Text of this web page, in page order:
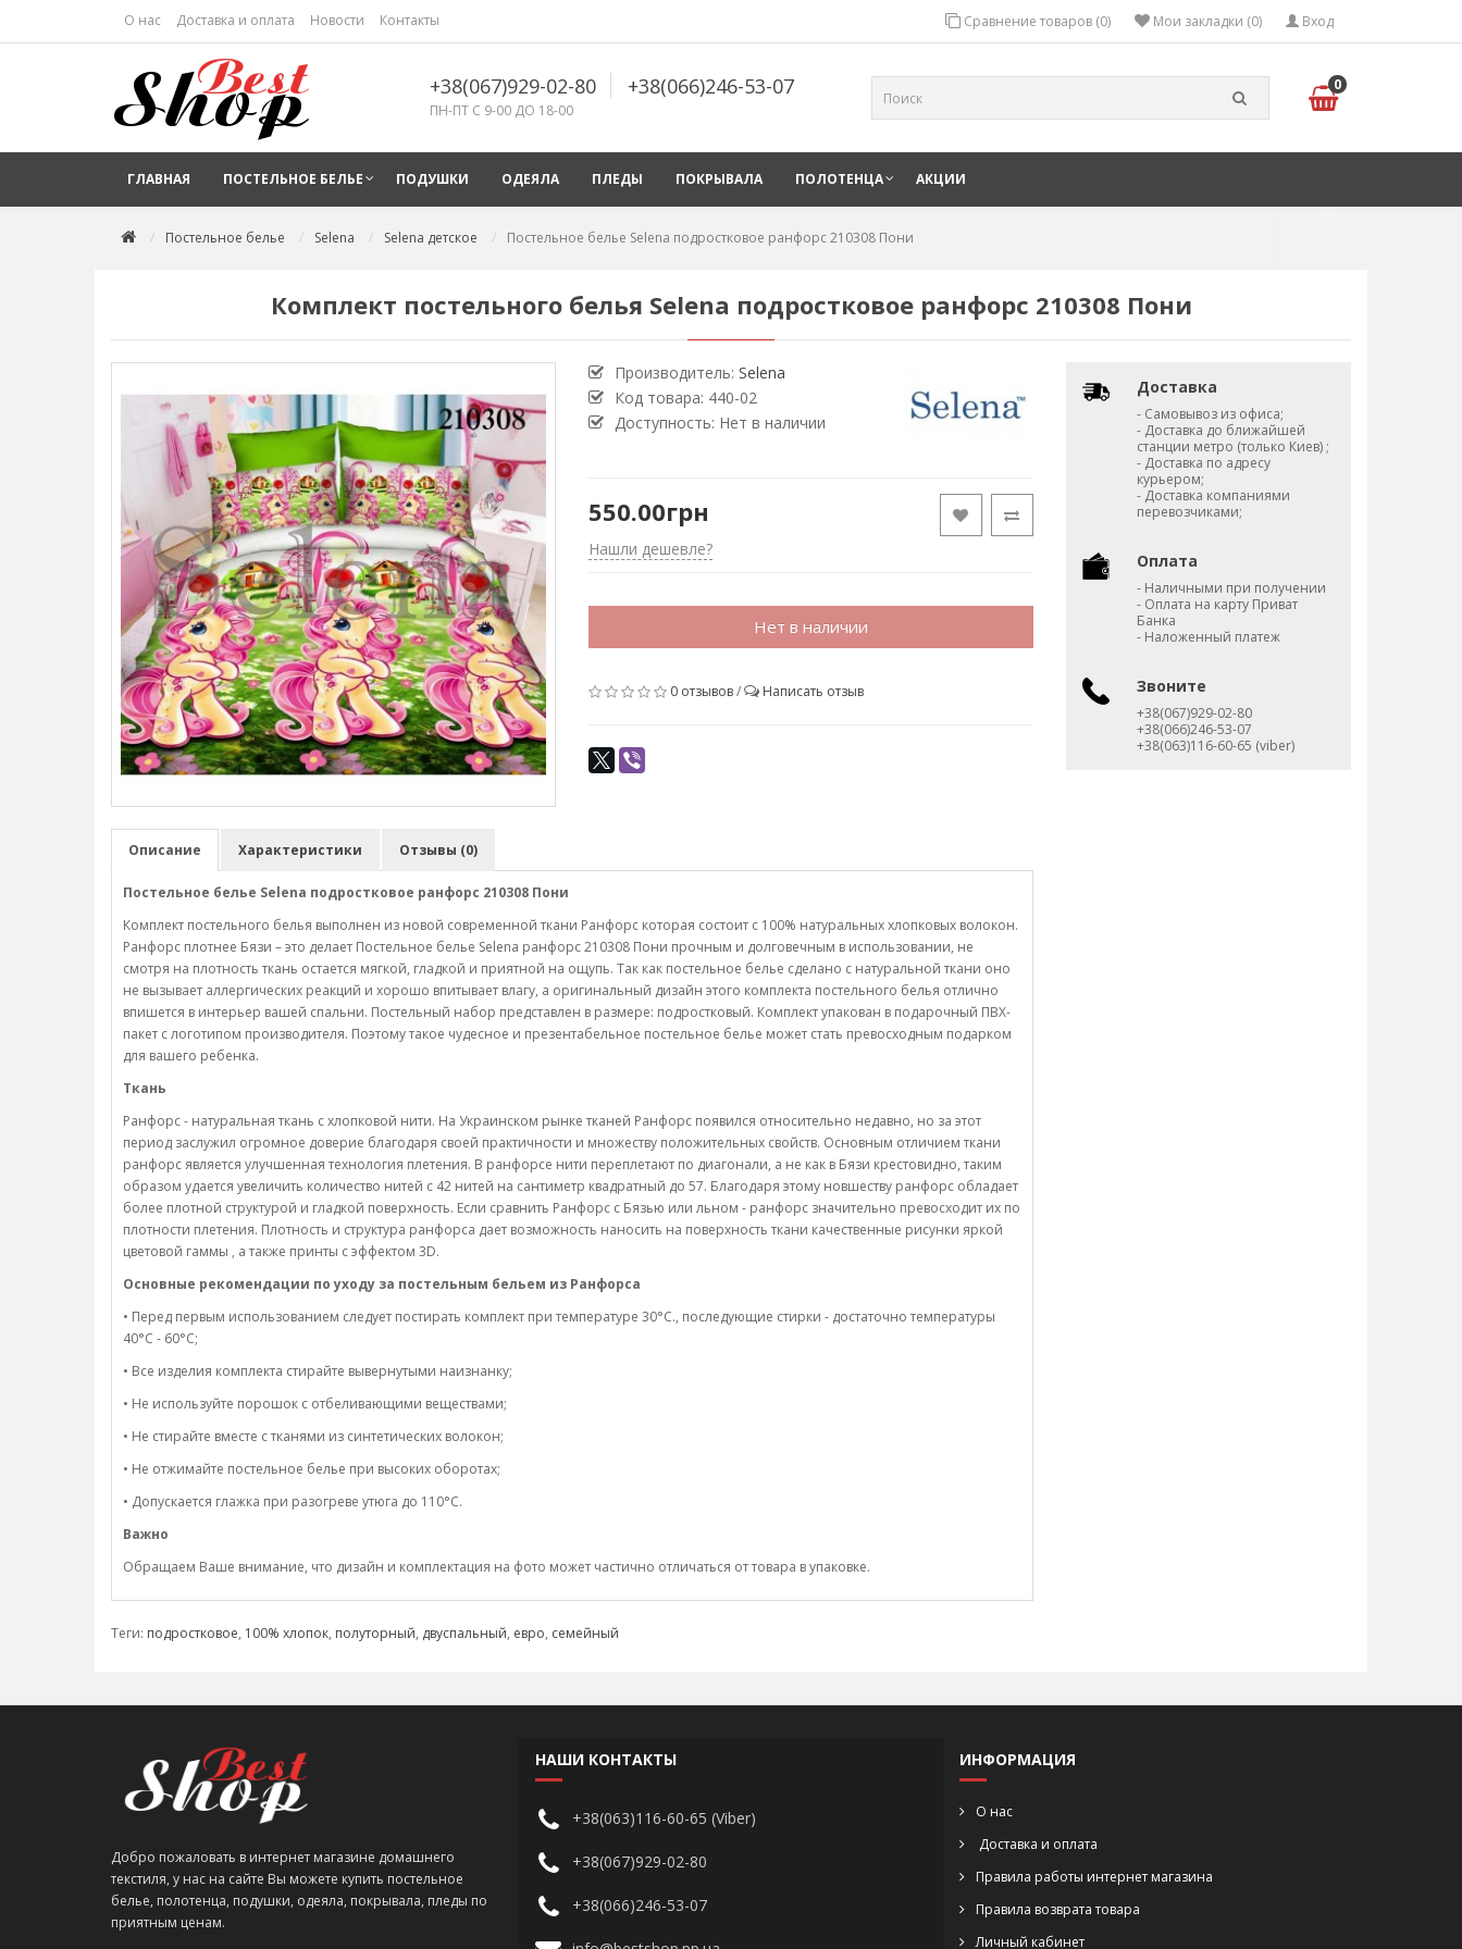
О нас Доставка и оплата Новости Контакты Вход
Мои закладки (0)
Сравнение товаров (0)
+38(067)929-02-80 +38(066)246-53-07
ПН-ПТ С 9-00 ДО 18-00
0
ГЛАВНАЯ ПОСТЕЛЬНОЕ БЕЛЬЕ ПОДУШКИ ОДЕЯЛА ПЛЕДЫ ПОКРЫВАЛА ПОЛОТЕНЦА АКЦИИ
Постельное белье Selena Selena детское Постельное белье Selena подростковое ранфорс 210308 Пони
Комплект постельного белья Selena подростковое ранфорс 210308 Пони
Производитель: Selena
Код товара: 440-02
Доступность: Нет в наличии
550.00грн
Нашли дешевле?
Нет в наличии
0 отзывов/ Написать отзыв
Описание Характеристики Отзывы (0)
Постельное белье Selena подростковое ранфорс 210308 Пони
Комплект постельного белья выполнен из новой современной ткани Ранфорс которая состоит с 100% натуральных хлопковых волокон.
Ранфорс плотнее Бязи – это делает Постельное белье Selena ранфорс210308 Пони прочным и долговечным в использовании, не
смотря на плотность ткань остается мягкой, гладкой и приятной на ощупь. Так как постельное белье сделано с натуральной ткани оно
не вызывает аллергических реакций и хорошо впитывает влагу, а оригинальный дизайн этого комплекта постельного белья отлично
впишется в интерьер вашей спальни. Постельный набор представлен в размере: подростковый. Комплект упакован в подарочный ПВХ-
пакет с логотипом производителя. Поэтому такое чудесное и презентабельное постельное белье может стать превосходным подарком
для вашего ребенка.
Ткань
Ранфорс - натуральная ткань с хлопковой нити. На Украинском рынке тканей Ранфорс появился относительно недавно, но за этот
период заслужил огромное доверие благодаря своей практичности и множеству положительных свойств. Основным отличием ткани
ранфорс является улучшенная технология плетения. В ранфорсе нити переплетают по диагонали, а не как в Бязи крестовидно, таким
образом удается увеличить количество нитей с 42 нитей на сантиметр квадратный до 57. Благодаря этому новшеству ранфорс обладает
более плотной структурой и гладкой поверхность. Если сравнить Ранфорс с Бязью или льном - ранфорс значительно превосходит их по
плотности плетения. Плотность и структура ранфорса дает возможность наносить на поверхность ткани качественные рисунки яркой
цветовой гаммы , а также принты с эффектом 3D.
Основные рекомендации по уходу за постельным бельем из Ранфорса
• Перед первым использованием следует постирать комплект при температуре 30°C., последующие стирки - достаточно температуры
40°C - 60°C;
• Все изделия комплекта стирайте вывернутыми наизнанку;
• Не используйте порошок с отбеливающими веществами;
• Не стирайте вместе с тканями из синтетических волокон;
• Не отжимайте постельное белье при высоких оборотах;
• Допускается глажка при разогреве утюга до 110°C.
Важно
Обращаем Ваше внимание, что дизайн и комплектация на фото может частично отличаться от товара в упаковке.
Теги: подростковое, 100% хлопок, полуторный, двуспальный, евро, семейный
Доставка
- Самовывоз из офиса;
- Доставка до ближайшей
станции метро (только Киев) ;
- Доставка по адресу
курьером;
- Доставка компаниями
перевозчиками;
Оплата
- Наличными при получении
- Оплата на карту Приват
Банка
- Наложенный платеж
Звоните
+38(067)929-02-80
+38(066)246-53-07
+38(063)116-60-65 (viber)
Добро пожаловать в интернет магазине домашнего
текстиля, у нас на сайте Вы можете купить постельное
белье, полотенца, подушки, одеяла, покрывала, пледы по
приятным ценам.
НАШИ КОНТАКТЫ
+38(063)116-60-65 (Viber)
+38(067)929-02-80
+38(066)246-53-07
ИНФОРМАЦИЯ
О нас
Доставка и оплата
Правила работы интернет магазина
Правила возврата товара
Личный кабинет